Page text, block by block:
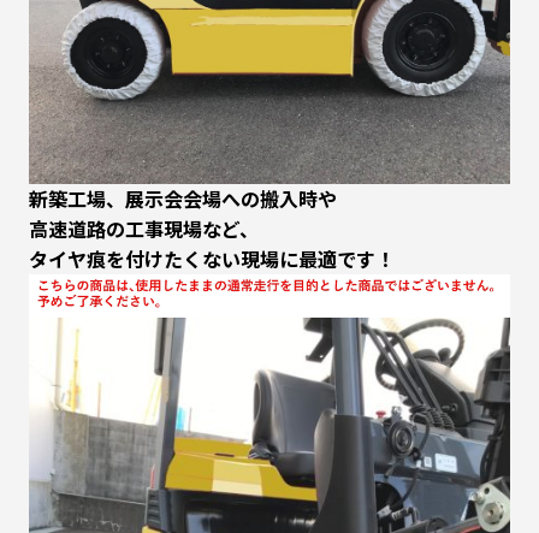
新築工場、展示会会場への搬入時や
高速道路の工事現場など、
タイヤ痕を付けたくない現場に最適です！